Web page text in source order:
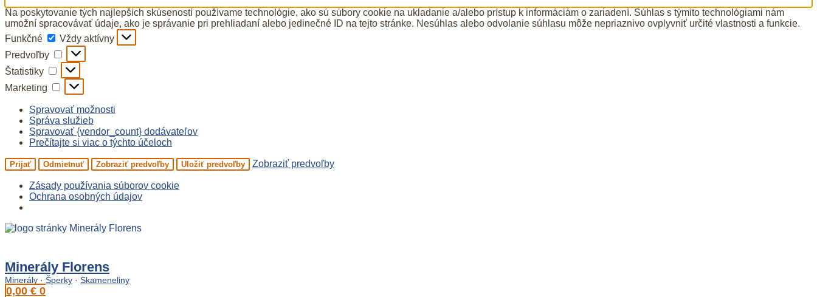
Na poskytovanie tých najlepších skúseností používame technológie, ako sú súbory cookie na ukladanie a/alebo prístup k informáciám o zariadení. Súhlas s týmito technológiami nám
umožní spracovávať údaje, ako je správanie pri prehliadaní alebo jedinečné ID na tejto stránke. Nesúhlas alebo odvolanie súhlasu môže nepriaznivo ovplyvniť určité vlastnosti a funkcie.
Funkčné
Funkčné
Vždy aktívny
Predvoľby
Predvoľby
Štatistiky Štatistiky
Marketing Marketing
Spravovať možnosti
Správa služieb
Spravovať {vendor_count} dodávateľov
Prečítajte si viac o týchto účeloch
Prijať Odmietnuť Zobraziť predvoľby Uložiť predvoľby Zobraziť predvoľby
Zásady používania súborov cookie
Ochrana osobných údajov
Preskočiť
Minerály Florens
Minerály · Šperky · Skameneliny
0,00 € 0